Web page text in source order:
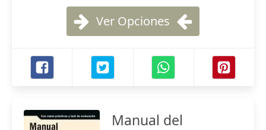
Ver Opciones
Manual del